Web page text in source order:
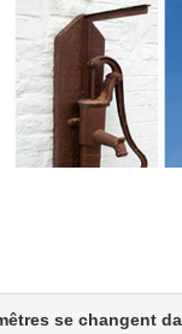
se changent